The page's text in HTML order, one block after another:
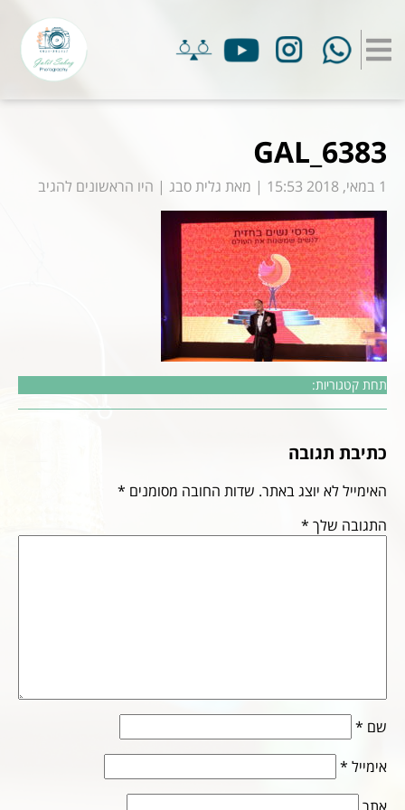
GAL_6383
1 במאי, 2018 15:53 | מאת גלית סבג | היו הראשונים להגיב
תחת קטגוריות:
כתיבת תגובה
האימייל לא יוצג באתר. שדות החובה מסומנים *
התגובה שלך *
שם *
אימייל *